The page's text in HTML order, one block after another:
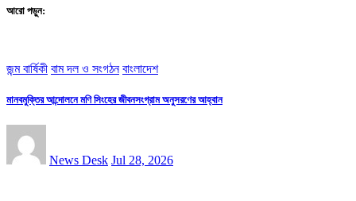
আরো পড়ুন:
জন্ম বার্ষিকী বাম দল ও সংগঠন বাংলাদেশ
মানবমুক্তির আন্দোলনে মণি সিংহের জীবনসংগ্রাম অনুসরণের আহ্বান
News Desk Jul 28, 2026